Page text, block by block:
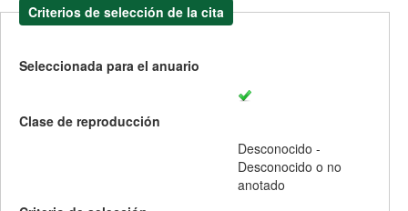
Criterios de selección de la cita
Seleccionada para el anuario
Clase de reproducción
Desconocido -
Desconocido o no
anotado